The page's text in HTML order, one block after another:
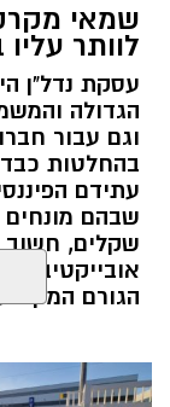
שמאי
לוותר
עסקת נדל"ן
הגדולה
וגם עבור
בהחלטות
עתידם
שבהם מונחים
שקלים, חשוב
אובייקטיבי,
הגורם
שווי של
הביטחון
ובטוחות.